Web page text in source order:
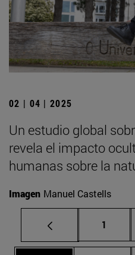
02 | 04 | 2025
Un estudio global
revela el impacto
humanas sobre la
Imagen Manuel Castells
Página
1